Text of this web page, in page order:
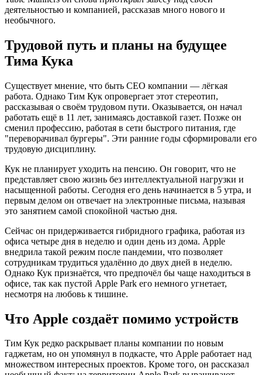
деятельностью и компанией, рассказав много нового и
необычного.
Трудовой путь и планы на будущее
Тима Кука
Существует мнение, что быть CEO компании — лёгкая
работа. Однако Тим Кук опровергает этот стереотип,
рассказывая о своём трудовом пути. Оказывается, он начал
работать ещё в 11 лет, занимаясь доставкой газет. Позже он
сменил профессию, работая в сети быстрого питания, где
"переворачивал бургеры". Эти ранние годы сформировали его
трудовую дисциплину.
Кук не планирует уходить на пенсию. Он говорит, что не
представляет свою жизнь без интеллектуальной нагрузки и
насыщенной работы. Сегодня его день начинается в 5 утра, и
первым делом он отвечает на электронные письма, называя
это занятием самой спокойной частью дня.
Сейчас он придерживается гибридного графика, работая из
офиса четыре дня в неделю и один день из дома. Apple
внедрила такой режим после пандемии, что позволяет
сотрудникам трудиться удалённо до двух дней в неделю.
Однако Кук признаётся, что предпочёл бы чаще находиться в
офисе, так как пустой Apple Park его немного угнетает,
несмотря на любовь к тишине.
Что Apple создаёт помимо устройств
Тим Кук редко раскрывает планы компании по новым
гаджетам, но он упомянул в подкасте, что Apple работает над
множеством интересных проектов. Кроме того, он рассказал